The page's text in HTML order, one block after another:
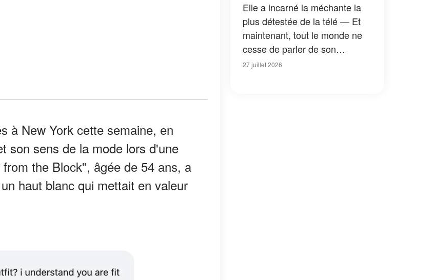
à New York cette semaine, en
son sens de la mode lors d'une
the Block", âgée de 54 ans, a
haut blanc qui mettait en valeur
Elle a incarné la méchante la
plus détestée de la télé — Et
maintenant, tout le monde ne
cesse de parler de son
apparition dans la nouvelle
27 juillet 2026